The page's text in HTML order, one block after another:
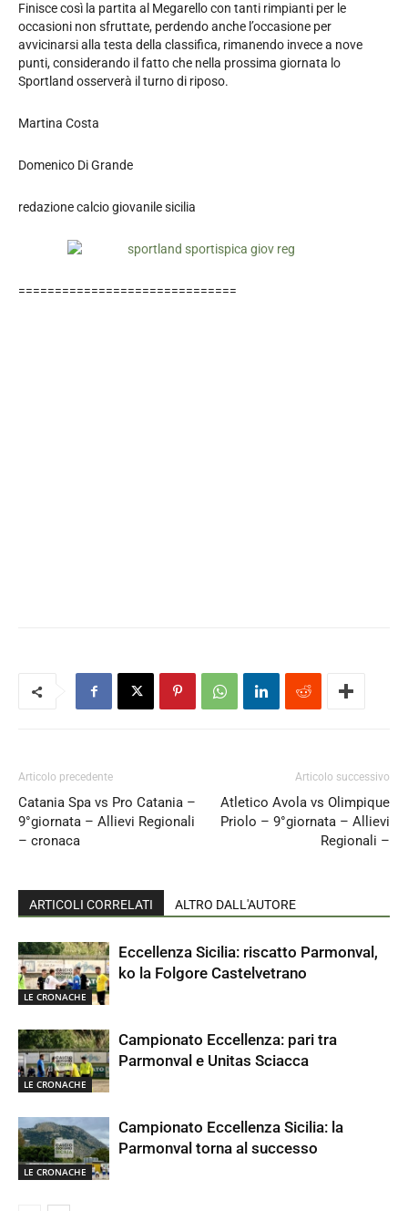
Finisce così la partita al Megarello con tanti rimpianti per le
occasioni non sfruttate, perdendo anche l’occasione per
avvicinarsi alla testa della classifica, rimanendo invece a nove
punti, considerando il fatto che nella prossima giornata lo
Sportland osserverà il turno di riposo.
Martina Costa
Domenico Di Grande
redazione calcio giovanile sicilia
==============================
Articolo precedente
Catania Spa vs Pro Catania –
9°giornata – Allievi Regionali
– cronaca
Articolo successivo
Atletico Avola vs Olimpique
Priolo – 9°giornata – Allievi
Regionali –
ARTICOLI CORRELATI ALTRO DALL'AUTORE
LE CRONACHE
Eccellenza Sicilia: riscatto Parmonval,
ko la Folgore Castelvetrano
LE CRONACHE
Campionato Eccellenza: pari tra
Parmonval e Unitas Sciacca
LE CRONACHE
Campionato Eccellenza Sicilia: la
Parmonval torna al successo